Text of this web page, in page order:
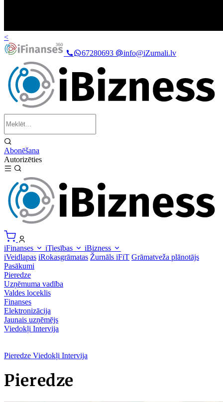
<
67280693
info@iZurnali.lv
Abonēšana
Autorizēties
iFinanses iTiesības
iBizness
iVeidlapas iRokasgrāmatas Žurnāls iFiT Grāmatveža plānotājs
Pasākumi
Pieredze
Uzņēmuma vadība
Valdes loceklis
Finanses
Elektronizācija
Jaunais uzņēmējs
Viedokļi Intervija
Pieredze Viedokļi Intervija
Pieredze